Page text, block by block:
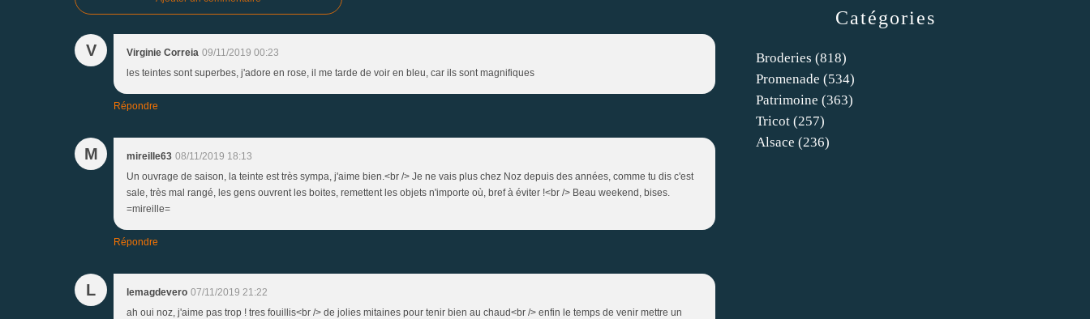
V Virginie Correia 09/11/2019 00:23
les teintes sont superbes, j'adore en rose, il me tarde de voir en bleu, car ils sont magnifiques
Répondre
M mireille63 08/11/2019 18:13
Un ouvrage de saison, la teinte est très sympa, j'aime bien.<br /> Je ne vais plus chez Noz depuis des années, comme tu dis c'est
sale, très mal rangé, les gens ouvrent les boites, remettent les objets n'importe où, bref à éviter !<br /> Beau weekend, bises.
=mireille=
Répondre
L lemagdevero 07/11/2019 21:22
ah oui noz, j'aime pas trop ! tres fouillis<br /> de jolies mitaines pour tenir bien au chaud<br /> enfin le temps de venir mettre un
Catégories
Broderies (818)
Promenade (534)
Patrimoine (363)
Tricot (257)
Alsace (236)